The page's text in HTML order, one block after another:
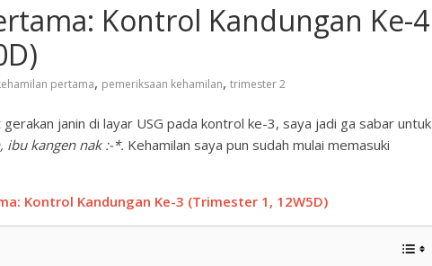
Kontrol Kandungan Ke-4
pertama, pemeriksaan kehamilan, trimester 2
janin di layar USG pada kontrol ke-3, saya jadi ga sabar untuk
ibu kangen nak :-*. Kehamilan saya pun sudah mulai memasuki
Kontrol Kandungan Ke-3 (Trimester 1, 12W5D)